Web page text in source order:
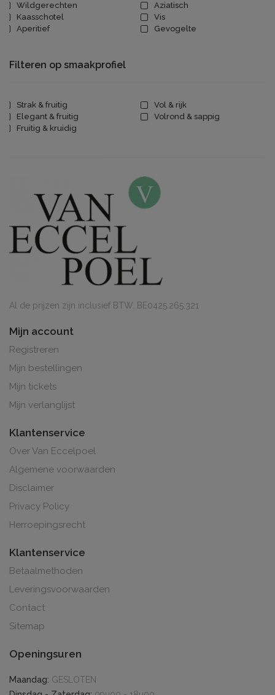
Wildgerechten
Aziatisch
Kaasschotel
Vis
Aperitief
Gevogelte
Filteren op smaakprofiel
Strak & fruitig
Vol & rijk
Elegant & fruitig
Volrond & sappig
Fruitig & kruidig
Al de prijzen zijn inclusief BTW. BE0425.265.321
Mijn account
Registreren
Mijn bestellingen
Mijn tickets
Mijn verlanglijst
Klantenservice
Over Van Eccelpoel
Algemene voorwaarden
Disclaimer
Privacy Policy
Herroepingsrecht
Klantenservice
Betaalmethoden
Leveringsvoorwaarden
Contact
Sitemap
Openingsuren
Maandag: GESLOTEN